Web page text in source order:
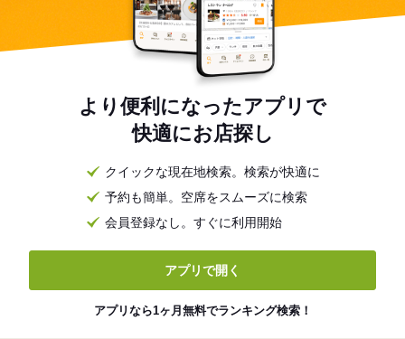
より便利になったアプリで
快適にお店探し
クイックな現在地検索。検索が快適に
予約も簡単。空席をスムーズに検索
会員登録なし。すぐに利用開始
アプリで開く
アプリなら1ヶ月無料でランキング検索！